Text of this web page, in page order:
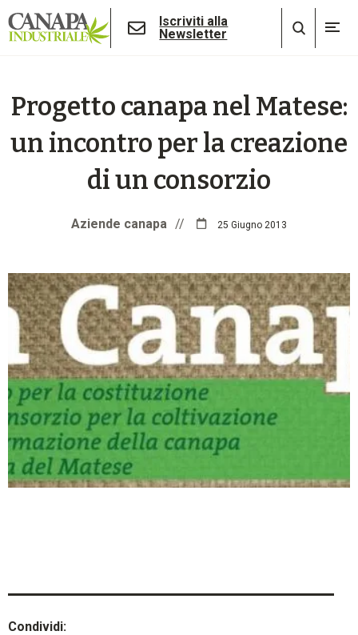
Iscriviti alla
Newsletter
Progetto canapa nel Matese:
un incontro per la creazione
di un consorzio
Aziende canapa // 25 Giugno 2013
Condividi: